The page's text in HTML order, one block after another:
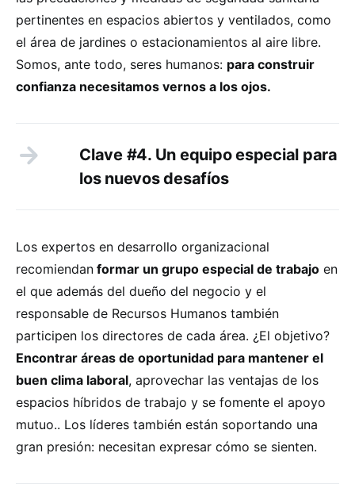
pertinentes en espacios abiertos y ventilados, como
el área de jardines o estacionamientos al aire libre.
Somos, ante todo, seres humanos: para construir
confianza necesitamos vernos a los ojos.
Clave #4. Un equipo especial para
los nuevos desafíos
Los expertos en desarrollo organizacional
recomiendan formar un grupo especial de trabajo en
el que además del dueño del negocio y el
responsable de Recursos Humanos también
participen los directores de cada área. ¿El objetivo?
Encontrar áreas de oportunidad para mantener el
buen clima laboral, aprovechar las ventajas de los
espacios híbridos de trabajo y se fomente el apoyo
mutuo.. Los líderes también están soportando una
gran presión: necesitan expresar cómo se sienten.